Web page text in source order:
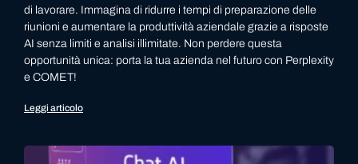
di lavorare. Immagina di ridurre i tempi di preparazione delle
riunioni e aumentare la produttività aziendale grazie a risposte
AI senza limiti e analisi illimitate. Non perdere questa
opportunità unica: porta la tua azienda nel futuro con Perplexity
e COMET!
Leggi articolo